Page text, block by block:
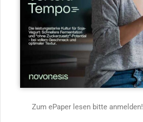
Zum ePaper lesen bitte anmelden!